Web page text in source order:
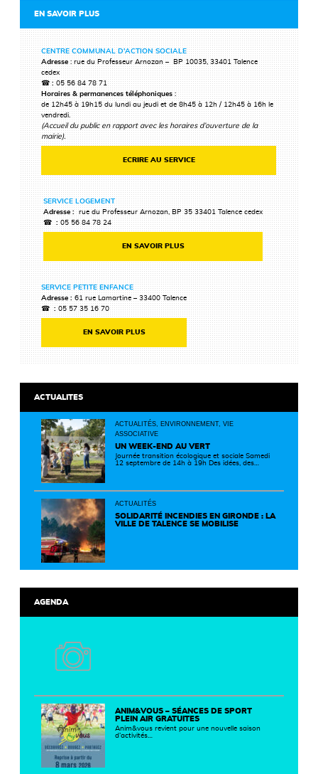
EN SAVOIR PLUS
CENTRE COMMUNAL D’ACTION SOCIALE
Adresse : rue du Professeur Arnozan – BP 10035, 33401 Talence
cedex
☎ : 05 56 84 78 71
Horaires & permanences téléphoniques :
de 12h45 à 19h15 du lundi au jeudi et de 8h45 à 12h / 12h45 à 16h le
vendredi.
(Accueil du public en rapport avec les horaires d’ouverture de la
mairie).
ECRIRE AU SERVICE
SERVICE LOGEMENT
Adresse :rue du Professeur Arnozan, BP 35 33401 Talence cedex
☎ :05 56 84 78 24
EN SAVOIR PLUS
SERVICE PETITE ENFANCE
Adresse :61 rue Lamartine – 33400 Talence
☎ :05 57 35 16 70
EN SAVOIR PLUS
ACTUALITES
ACTUALITÉS, ENVIRONNEMENT, VIE
ASSOCIATIVE
UN WEEK-END AU VERT
Journée transition écologique et sociale Samedi
12 septembre de 14h à 19h Des idées, des
un territoire plus durable et solidaire.
ACTUALITÉS
SOLIDARITÉ INCENDIES EN GIRONDE : LA
VILLE DE TALENCE SE MOBILISE
AGENDA
ANIM&VOUS – SÉANCES DE SPORT
PLEIN AIR GRATUITES
Anim&vous revient pour une nouvelle saison
d’activités…